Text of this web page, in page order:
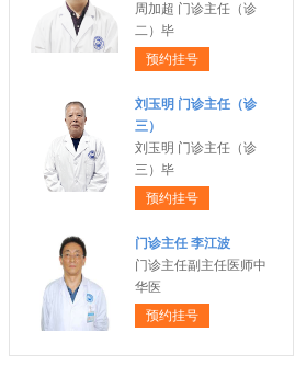
周加超 门诊主任（诊
二）毕
预约挂号
刘玉明 门诊主任（诊
三）
刘玉明 门诊主任（诊
三）毕
预约挂号
门诊主任 李江波
门诊主任副主任医师中
华医
预约挂号